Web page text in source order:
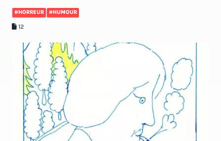
#HORREUR #HUMOUR
12